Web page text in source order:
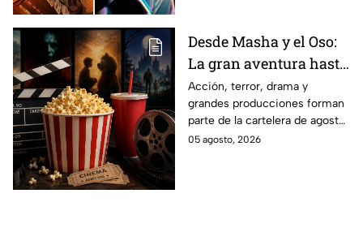
Desde Masha y el Oso:
La gran aventura hasta
El Final de la Calle Oak
con Anne Hathaway.
Esta es la lista
completa de los
Acción, terror, drama y
grandes producciones forman
parte de la cartelera de agosto
en México.
05 agosto, 2026